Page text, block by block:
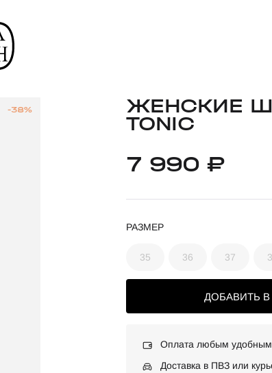
-38% ЖЕНСКИЕ
TONIC
7 990 ₽
РАЗМЕР
35 36 37
ДОБАВИТЬ
Оплата любым удобным
Доставка в ПВЗ или